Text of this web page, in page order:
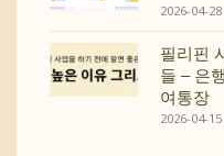
2026-04-28
필리핀
들 – 은
여통장
2026-04-15